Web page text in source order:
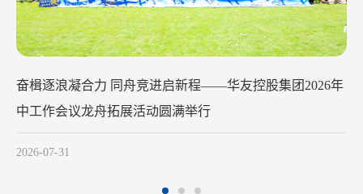
华友钴业2026年中工作会议在苏州召